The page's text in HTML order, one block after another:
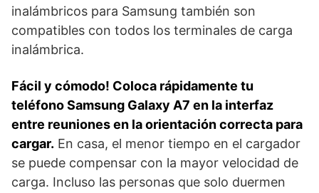
inalámbricos para Samsung también son
compatibles con todos los terminales de carga
inalámbrica.
Fácil y cómodo! Coloca rápidamente tu
teléfono Samsung Galaxy A7 en la interfaz
entre reuniones en la orientación correcta para
cargar. En casa, el menor tiempo en el cargador
se puede compensar con la mayor velocidad de
carga. Incluso las personas que solo duermen